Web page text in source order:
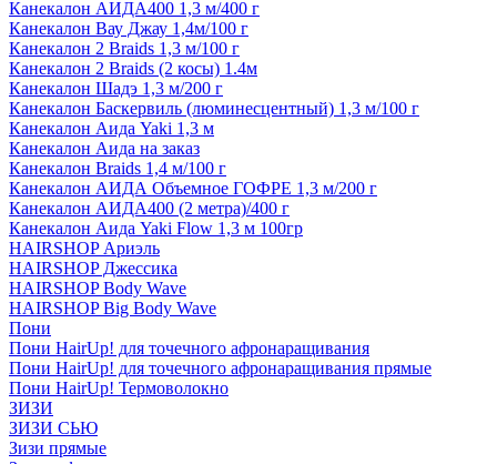
Канекалон АИДА400 1,3 м/400 г
Канекалон Вау Джау 1,4м/100 г
Канекалон 2 Braids 1,3 м/100 г
Канекалон 2 Braids (2 косы) 1.4м
Канекалон Шадэ 1,3 м/200 г
Канекалон Баскервиль (люминесцентный) 1,3 м/100 г
Канекалон Аида Yaki 1,3 м
Канекалон Аида на заказ
Канекалон Braids 1,4 м/100 г
Канекалон АИДА Объемное ГОФРЕ 1,3 м/200 г
Канекалон АИДА400 (2 метра)/400 г
Канекалон Аида Yaki Flow 1,3 м 100гр
HAIRSHOP Ариэль
HAIRSHOP Джессика
HAIRSHOP Body Wave
HAIRSHOP Big Body Wave
Пони
Пони HairUp! для точечного афронаращивания
Пони HairUp! для точечного афронаращивания прямые
Пони HairUp! Термоволокно
ЗИЗИ
ЗИЗИ СЬЮ
Зизи прямые